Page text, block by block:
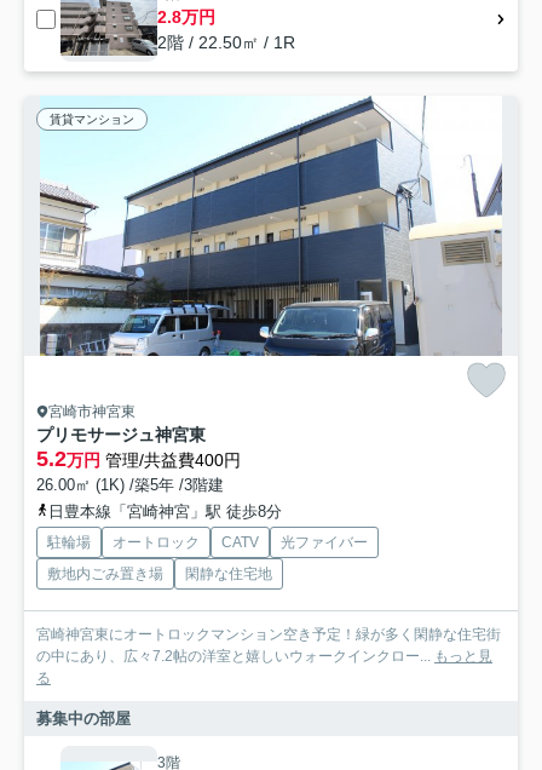
2.8万円
2階 / 22.50㎡ / 1R
賃貸マンション
宮崎市神宮東
プリモサージュ神宮東
5.2万円 管理/共益費400円
26.00㎡ (1K) /築5年 /3階建
日豊本線「宮崎神宮」駅 徒歩8分
駐輪場 オートロック CATV
光ファイバー
敷地内ごみ置き場
閑静な住宅地
宮崎神宮東にオートロックマンション空き予定！緑が多く閑静な住宅街
の中にあり、広々7.2帖の洋室と嬉しいウォークインクロー... もっと見
る
募集中の部屋
3階